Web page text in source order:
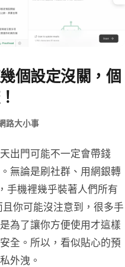
個設定沒關，個
路大小事
出門可能不一定會帶錢
無論是刷社群、用網銀轉
手機裡幾乎裝著人們所有
你可能沒注意到，很多手
為了讓你方便使用才這樣
全。所以，看似貼心的預
外洩。